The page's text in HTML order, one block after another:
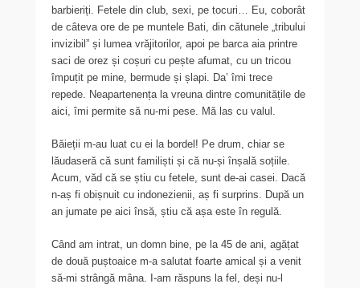
barbieriți. Fetele din club, sexi, pe tocuri… Eu, coborât
de câteva ore de pe muntele Bati, din cătunele „tribului
invizibil” și lumea vrăjitorilor, apoi pe barca aia printre
saci de orez și coșuri cu pește afumat, cu un tricou
împuțit pe mine, bermude și șlapi. Da’ îmi trece
repede. Neapartenența la vreuna dintre comunitățile de
aici, îmi permite să nu-mi pese. Mă las cu valul.
Băieții m-au luat cu ei la bordel! Pe drum, chiar se
lăudaseră că sunt familiști și că nu-și înșală soțiile.
Acum, văd că se știu cu fetele, sunt de-ai casei. Dacă
n-aș fi obișnuit cu indonezienii, aș fi surprins. După un
an jumate pe aici însă, știu că așa este în regulă.
Când am intrat, un domn bine, pe la 45 de ani, agățat
de două puștoaice m-a salutat foarte amical și a venit
să-mi strângă mâna. I-am răspuns la fel, deși nu-l